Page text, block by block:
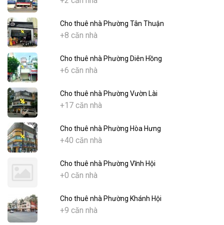
Cho thuê nhà Phường Tân Thuận
+8 căn nhà
Cho thuê nhà Phường Diên Hồng
+6 căn nhà
Cho thuê nhà Phường Vườn Lài
+17 căn nhà
Cho thuê nhà Phường Hòa Hưng
+40 căn nhà
Cho thuê nhà Phường Vĩnh Hội
+0 căn nhà
Cho thuê nhà Phường Khánh Hội
+9 căn nhà